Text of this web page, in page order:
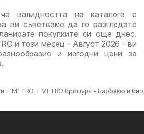
валидността на каталога е
ви съветваме да го разгледате
покупките си още днес.
и този месец – Август 2026 – ви
и изгодни цени за
METRO METRO брошура - Барбекю и